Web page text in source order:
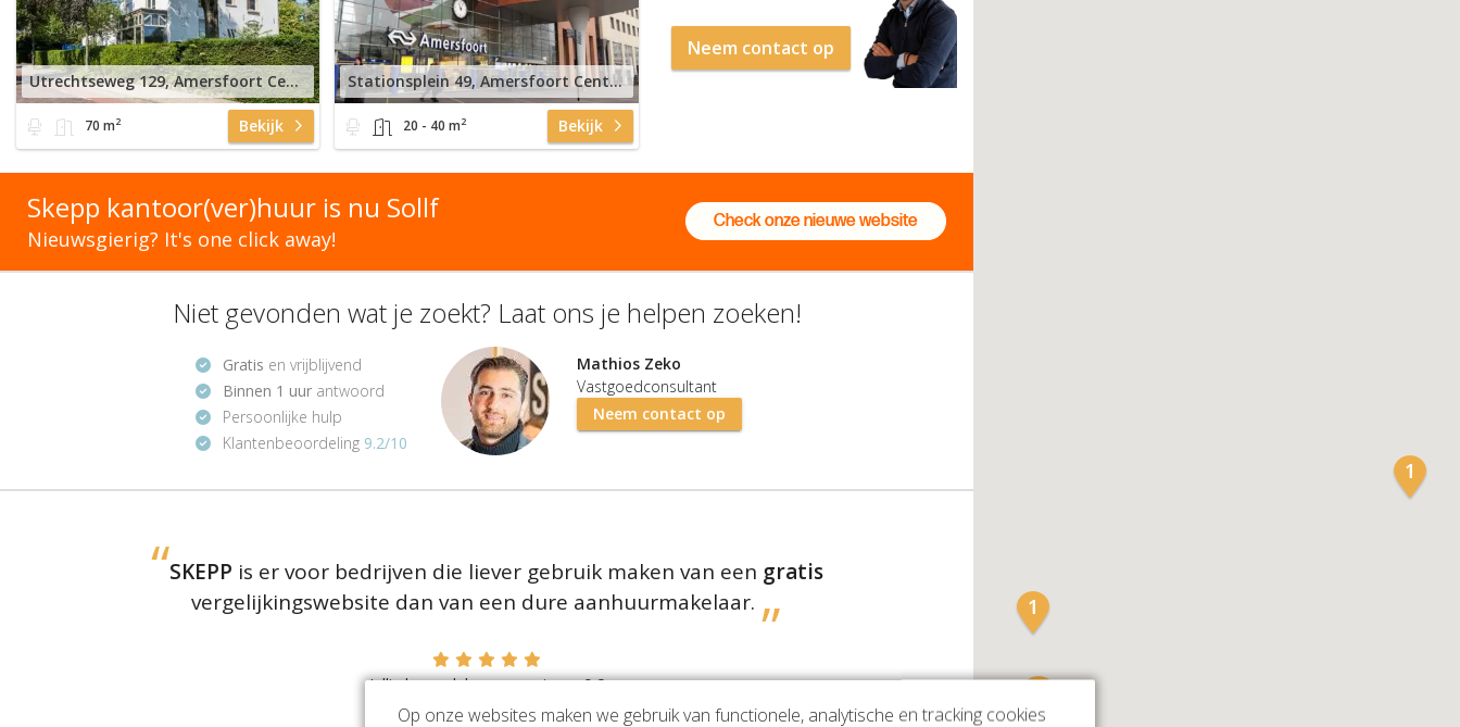
Neem contact op
Utrechtseweg 129, Amersfoort Centraal Station
70 m2 Bekijk
Stationsplein 49, Amersfoort Centraal Station
20 - 40 m2 Bekijk
Skepp kantoor(ver)huur is nu Sollf
Nieuwsgierig? It's one click away!
Check onze nieuwe website
Niet gevonden wat je zoekt? Laat ons je helpen zoeken!
Gratis en vrijblijvend
Binnen 1 uurantwoord
Persoonlijke hulp
Klantenbeoordeling 9.2/10
Mathios Zeko
Vastgoedconsultant
Neem contact op
SKEPP is er voor bedrijven die liever gebruik maken van een gratis
vergelijkingswebsite dan van een dure aanhuurmakelaar.
Jullie beoordelen ons met een9.2
reviews)
Op onze websites maken we gebruik van functionele, analytische en tracking cookies